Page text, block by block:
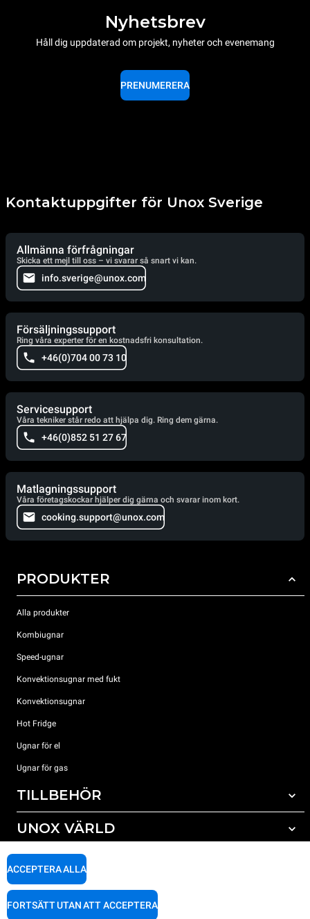
Nyhetsbrev
Håll dig uppdaterad om projekt, nyheter och evenemang
PRENUMERERA
Kontaktuppgifter för Unox Sverige
Allmänna förfrågningar
Skicka ett mejl till oss – vi svarar så snart vi kan.
info.sverige@unox.com
Försäljningssupport
Ring våra experter för en kostnadsfri konsultation.
+46(0)704 00 73 10
Servicesupport
Våra tekniker står redo att hjälpa dig. Ring dem gärna.
+46(0)852 51 27 67
Matlagningssupport
Våra företagskockar hjälper dig gärna och svarar inom kort.
cooking.support@unox.com
PRODUKTER
Alla produkter
Kombiugnar
Speed-ugnar
Konvektionsugnar med fukt
Konvektionsugnar
Hot Fridge
Ugnar för el
Ugnar för gas
TILLBEHÖR
Alla tillbehör
Rengöringsmedel för mauell rengöring
UNOX VÄRLD
Våra kontor runt om i världen
SUPPORT
ACCEPTERA ALLA
FORTSÄTT UTAN ATT ACCEPTERA